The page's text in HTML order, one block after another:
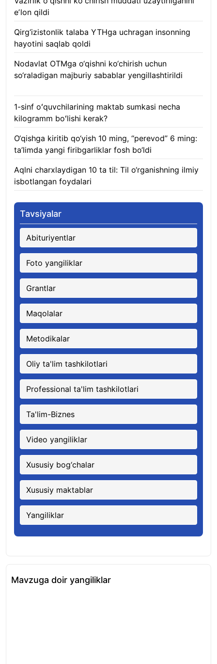
eʼlon qildi
Qirg‘izistonlik talaba YTHga uchragan insonning
hayotini saqlab qoldi
Nodavlat OTMga o‘qishni ko‘chirish uchun
so‘raladigan majburiy sabablar yengillashtirildi
1-sinf oʻquvchilarining maktab sumkasi necha
kilogramm boʻlishi kerak?
O‘qishga kiritib qo‘yish 10 ming, “perevod” 6 ming:
ta’limda yangi firibgarliklar fosh bo‘ldi
Aqlni charxlaydigan 10 ta til: Til o‘rganishning ilmiy
isbotlangan foydalari
Tavsiyalar
Abituriyentlar
Foto yangiliklar
Grantlar
Maqolalar
Metodikalar
Oliy ta'lim tashkilotlari
Professional ta'lim tashkilotlari
Ta'lim-Biznes
Video yangiliklar
Xususiy bog‘chalar
Xususiy maktablar
Yangiliklar
Mavzuga doir yangiliklar